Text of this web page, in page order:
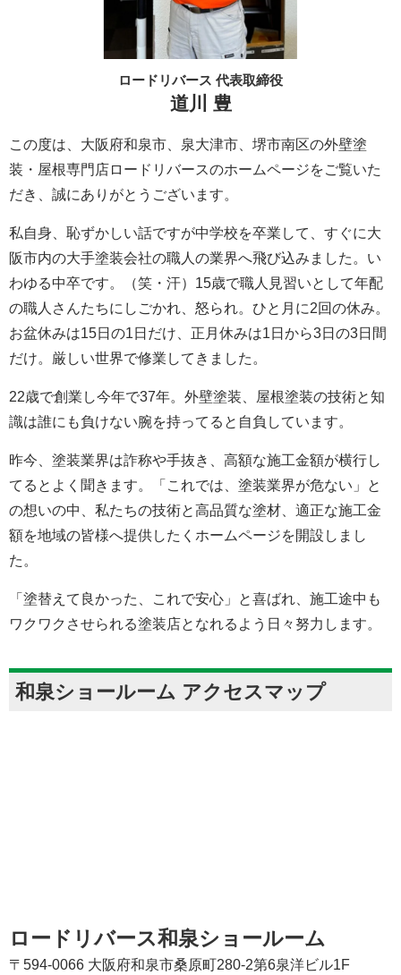
ロードリバース 代表取締役
道川 豊
この度は、大阪府和泉市、泉大津市、堺市南区の外壁塗
装・屋根専門店ロードリバースのホームページをご覧いた
だき、誠にありがとうございます。
私自身、恥ずかしい話ですが中学校を卒業して、すぐに大
阪市内の大手塗装会社の職人の業界へ飛び込みました。い
わゆる中卒です。（笑・汗）15歳で職人見習いとして年配
の職人さんたちにしごかれ、怒られ。ひと月に2回の休み。
お盆休みは15日の1日だけ、正月休みは1日から3日の3日間
だけ。厳しい世界で修業してきました。
22歳で創業し今年で37年。外壁塗装、屋根塗装の技術と知
識は誰にも負けない腕を持ってると自負しています。
昨今、塗装業界は詐称や手抜き、高額な施工金額が横行し
てるとよく聞きます。「これでは、塗装業界が危ない」と
の想いの中、私たちの技術と高品質な塗材、適正な施工金
額を地域の皆様へ提供したくホームページを開設しまし
た。
「塗替えて良かった、これで安心」と喜ばれ、施工途中も
ワクワクさせられる塗装店となれるよう日々努力します。
和泉ショールーム アクセスマップ
ロードリバース和泉ショールーム
〒594-0066 大阪府和泉市桑原町280-2第6泉洋ビル1F